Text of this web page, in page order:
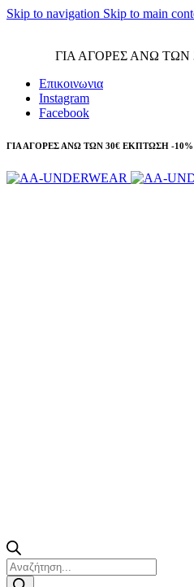
Skip to navigation Skip to main
ΓΙΑ ΑΓΟΡΕΣ ΑΝΩ ΤΩΝ
Επικοινωνια
Instagram
Facebook
ΓΙΑ ΑΓΟΡΕΣ ΑΝΩ ΤΩΝ 30€ ΕΚΠΤΩΣΗ -10%
Products
search